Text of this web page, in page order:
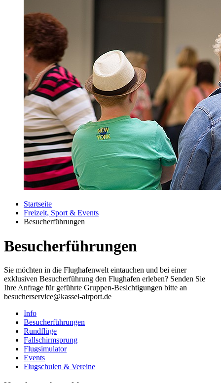
Startseite
Freizeit, Sport & Events
Besucherführungen
Besucherführungen
Sie möchten in die Flughafenwelt eintauchen und bei einer
exklusiven Besucherführung den Flughafen erleben? Senden Sie
Ihre Anfrage für geführte Gruppen-Besichtigungen bitte an
besucherservice@kassel-airport.de
Info
Besucherführungen
Rundflüge
Fallschirmsprung
Flugsimulator
Events
Flugschulen & Vereine